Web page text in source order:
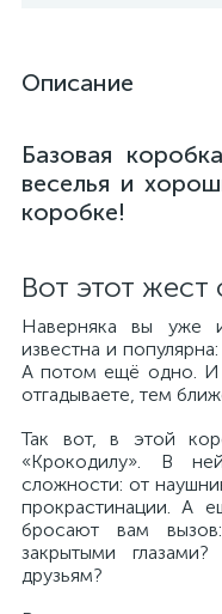
Описание
Базовая
веселья и
коробке!
Вот этот жест
Наверняка вы уже
известна и
А потом ещё одно. И
отгадываете, тем
Так вот, в этой
«Крокодилу». В
сложности: от
прокрастинации. А
бросают вам
закрытыми
друзьям?